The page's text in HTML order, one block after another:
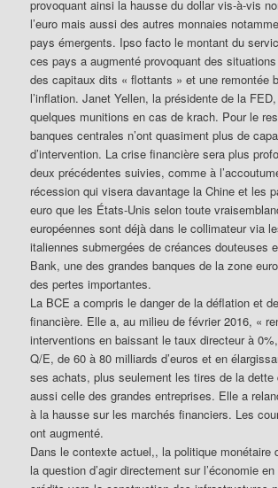
provoquant ainsi la hausse du dollar vis-à-vis
l’euro mais aussi des autres monnaies
pays émergents. Ipso facto le montant du
ces pays a augmenté provoquant des
des capitaux dits « flottants » et une remontée
l’inflation. Janet Yellen, la présidente de la
quelques munitions en cas de krach. Pour le
banques centrales n’ont quasiment plus de
d’intervention. La crise financière sera plus
deux précédentes suivies, comme à
récession qui visera davantage la Chine et les
euro que les États-Unis selon toute
européennes sont déjà dans le collimateur via
italiennes submergées de créances douteuses
Bank, une des grandes banques de la zone
des pertes importantes.
La BCE a compris le danger de la déflation et
financière. Elle a, au milieu de février 2016, «
interventions en baissant le taux directeur à
Q/E, de 60 à 80 milliards d’euros et en
ses achats, plus seulement les tires de la dette
aussi celle des grandes entreprises. Elle a
à la hausse sur les marchés financiers. Les
ont augmenté.
Dans le contexte actuel,, la politique monétaire
la question d’agir directement sur l’économie